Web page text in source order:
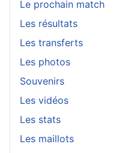
Le prochain match
Les résultats
Les transferts
Les photos
Souvenirs
Les vidéos
Les stats
Les maillots